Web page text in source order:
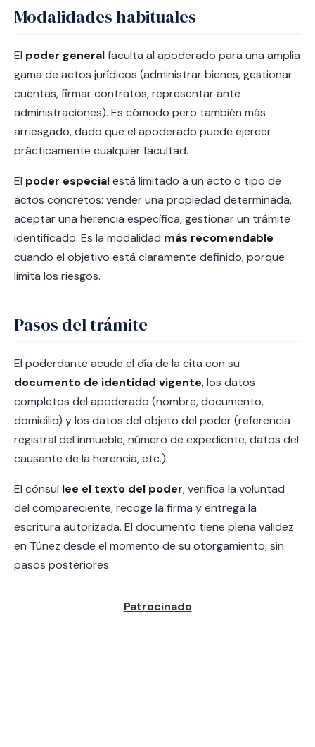
Modalidades habituales
El poder generalfaculta al apoderado para una amplia
gama de actos jurídicos (administrar bienes, gestionar
cuentas, firmar contratos, representar ante
administraciones). Es cómodo pero también más
arriesgado, dado que el apoderado puede ejercer
prácticamente cualquier facultad.
El poder especialestá limitado a un acto o tipo de
actos concretos: vender una propiedad determinada,
aceptar una herencia específica, gestionar un trámite
identificado. Es la modalidad más recomendable
cuando el objetivo está claramente definido, porque
limita los riesgos.
Pasos del trámite
El poderdante acude el día de la cita con su
documento de identidad vigente, los datos
completos del apoderado (nombre, documento,
domicilio) y los datos del objeto del poder (referencia
registral del inmueble, número de expediente, datos del
causante de la herencia, etc.).
El cónsul lee el texto del poder, verifica la voluntad
del compareciente, recoge la firma y entrega la
escritura autorizada. El documento tiene plena validez
en Túnez desde el momento de su otorgamiento, sin
pasos posteriores.